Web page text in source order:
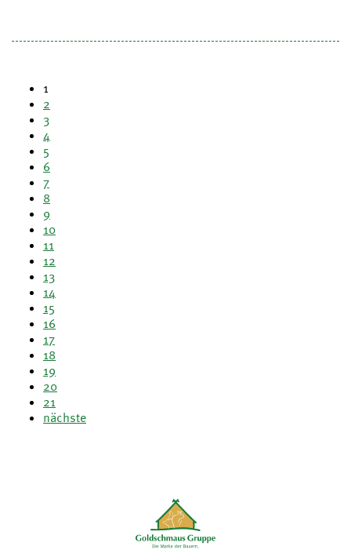
1
2
3
4
5
6
7
8
9
10
11
12
13
14
15
16
17
18
19
20
21
nächste